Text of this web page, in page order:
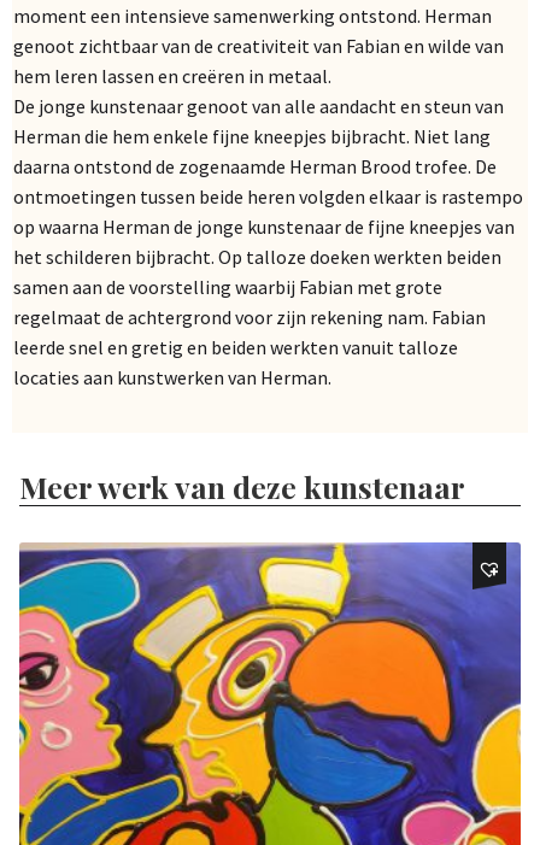
moment een intensieve samenwerking ontstond. Herman
genoot zichtbaar van de creativiteit van Fabian en wilde van
hem leren lassen en creëren in metaal.
De jonge kunstenaar genoot van alle aandacht en steun van
Herman die hem enkele fijne kneepjes bijbracht. Niet lang
daarna ontstond de zogenaamde Herman Brood trofee. De
ontmoetingen tussen beide heren volgden elkaar is rastempo
op waarna Herman de jonge kunstenaar de fijne kneepjes van
het schilderen bijbracht. Op talloze doeken werkten beiden
samen aan de voorstelling waarbij Fabian met grote
regelmaat de achtergrond voor zijn rekening nam. Fabian
leerde snel en gretig en beiden werkten vanuit talloze
locaties aan kunstwerken van Herman.
Meer werk van deze kunstenaar